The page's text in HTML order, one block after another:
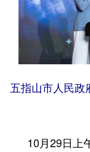
五指山市人民
10月29日上午